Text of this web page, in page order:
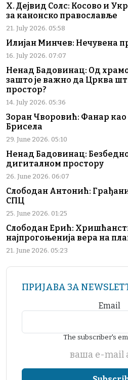
Х. Дејвид Солс: Косово и
за канонско православље
21. July 2026. 05:58
Илијан Минчев: Нечувена
16. July 2026. 07:07
Ненад Бадовинац: Од
зашто је важно да Црква
простор?
14. July 2026. 05:36
Зоран Чворовић: Фанар
Брисела
29. June 2026. 05:10
Ненад Бадовинац:
дигиталном простору
26. June 2026. 06:07
Слободан Антонић:
СПЦ
25. June 2026. 01:25
Слободан Ерић:
најпрогоњенија вера на
21. June 2026. 05:23
ПРИЈАВА ЗА
Email
The subscriber's
ваша е-mail